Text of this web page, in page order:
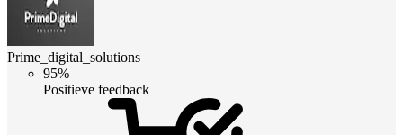
Prime_digital_solutions
95%
Positieve feedback